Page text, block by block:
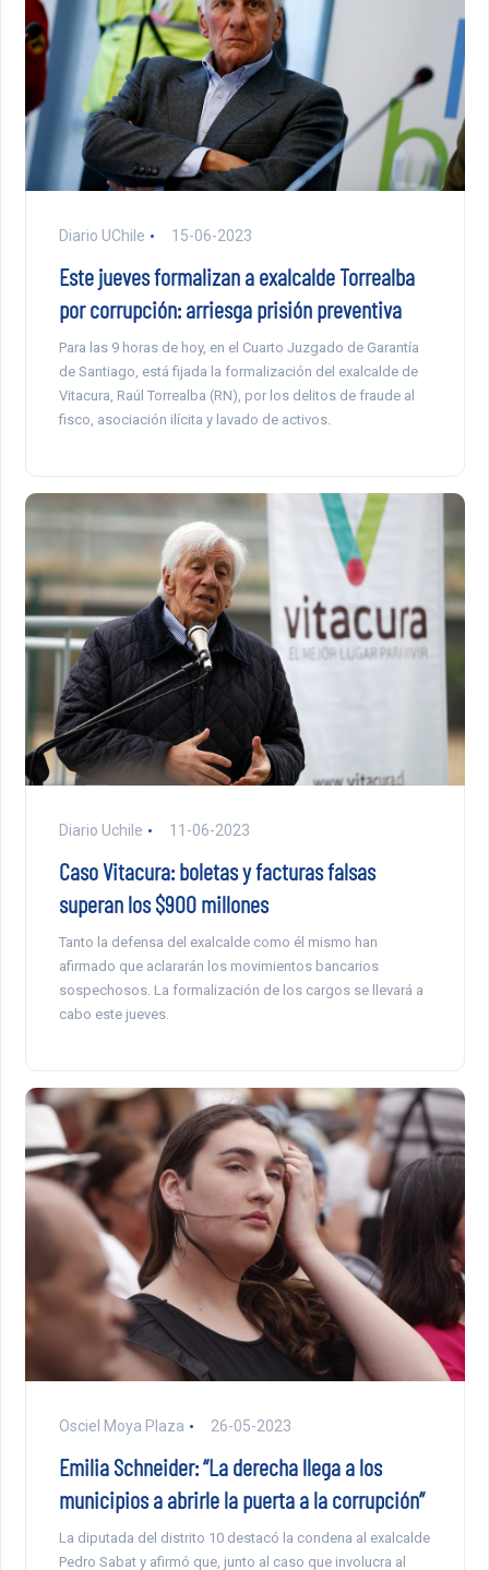
Diario UChile 15-06-2023
Este jueves formalizan a exalcalde Torrealba
por corrupción: arriesga prisión preventiva
Para las 9 horas de hoy, en el Cuarto Juzgado de Garantía
de Santiago, está fijada la formalización del exalcalde de
Vitacura, Raúl Torrealba (RN), por los delitos de fraude al
fisco, asociación ilícita y lavado de activos.
Diario Uchile 11-06-2023
Caso Vitacura: boletas y facturas falsas
superan los $900 millones
Tanto la defensa del exalcalde como él mismo han
afirmado que aclararán los movimientos bancarios
sospechosos. La formalización de los cargos se llevará a
cabo este jueves.
Osciel Moya Plaza 26-05-2023
Emilia Schneider: “La derecha llega a los
municipios a abrirle la puerta a la corrupción”
La diputada del distrito 10 destacó la condena al exalcalde
Pedro Sabat y afirmó que, junto al caso que involucra al